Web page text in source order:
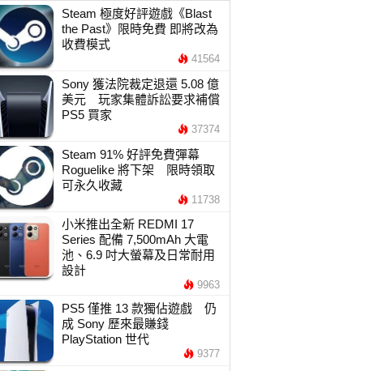
Steam 極度好評遊戲《Blast
the Past》限時免費 即將改為
收費模式
41564
Sony 獲法院裁定退還 5.08 億
美元 玩家集體訴訟要求補償
PS5 買家
37374
Steam 91% 好評免費彈幕
Roguelike 將下架 限時領取
可永久收藏
11738
小米推出全新 REDMI 17
Series 配備 7,500mAh 大電
池、6.9 吋大螢幕及日常耐用
設計
9963
PS5 僅推 13 款獨佔遊戲 仍
成 Sony 歷來最賺錢
PlayStation 世代
9377